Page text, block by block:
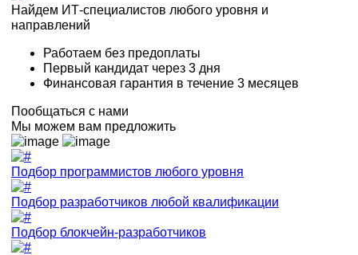
Найдем ИТ-специалистов любого уровня и
направлений
Работаем без предоплаты
Первый кандидат через 3 дня
Финансовая гарантия в течение 3 месяцев
Пообщаться с нами
Мы можем вам предложить
Подбор программистов любого уровня
Подбор разработчиков любой квалификации
Подбор блокчейн-разработчиков